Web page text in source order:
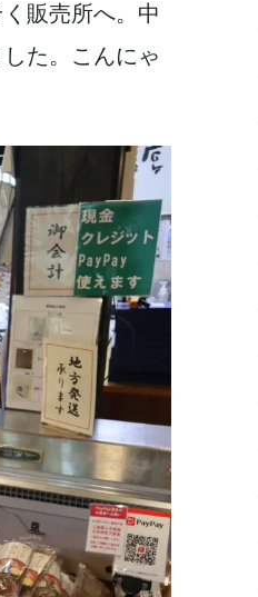
販売所へ。中
た。こんにゃ